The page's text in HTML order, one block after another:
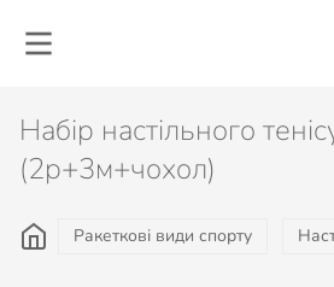
Набір настільного
(2р+3м+чохол)
Ракеткові види спорту